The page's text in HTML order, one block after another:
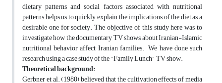
dietary patterns and social factors associated with nutritional
patterns helps us to quickly explain the implications of the diet as a
desirable one for society. The objective of this study here was to
investigate how the documentary TV shows about Iranian-Islamic
nutritional behavior affect Iranian families. We have done such
research using a case study of the "Family Lunch" TV show.
Theoretical background:
Gerbner et al. (1980) believed that the cultivation effects of media